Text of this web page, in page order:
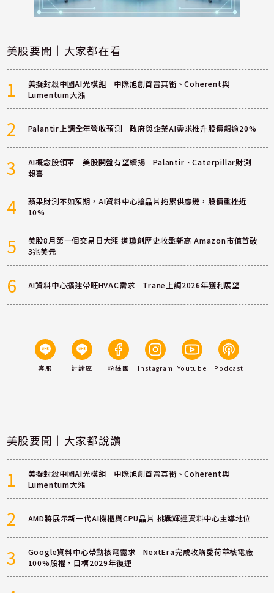
美股要聞｜大家都在看
1
美擬封殺中國AI光模組 中際旭創首當其衝、Coherent與
Lumentum大漲
2 Palantir上調全年營收預測 政府與企業AI需求推升股價飆逾20%
3
AI概念股領軍 美股開盤有望續揚 Palantir、Caterpillar財測
報喜
4
蘋果財測不如預期，AI資料中心搶晶片拖累供應鏈，股價重挫近
10%
5
美股8月第一個交易日大漲 道瓊創歷史收盤新高 Amazon市值首破
3兆美元
6 AI資料中心擴建帶旺HVAC需求 Trane上調2026年獲利展望
客服 討論區 粉絲團 Instagram Youtube Podcast
美股要聞｜大家都說讚
1
美擬封殺中國AI光模組 中際旭創首當其衝、Coherent與
Lumentum大漲
2 AMD將展示新一代AI機櫃與CPU晶片 挑戰輝達資料中心主導地位
3
Google資料中心帶動核電需求 NextEra完成收購愛荷華核電廠
100%股權，目標2029年復運